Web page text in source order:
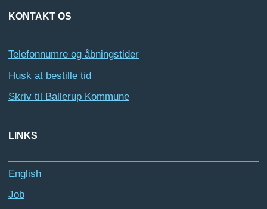
KONTAKT OS
Telefonnumre og åbningstider
Husk at bestille tid
Skriv til Ballerup Kommune
LINKS
English
Job